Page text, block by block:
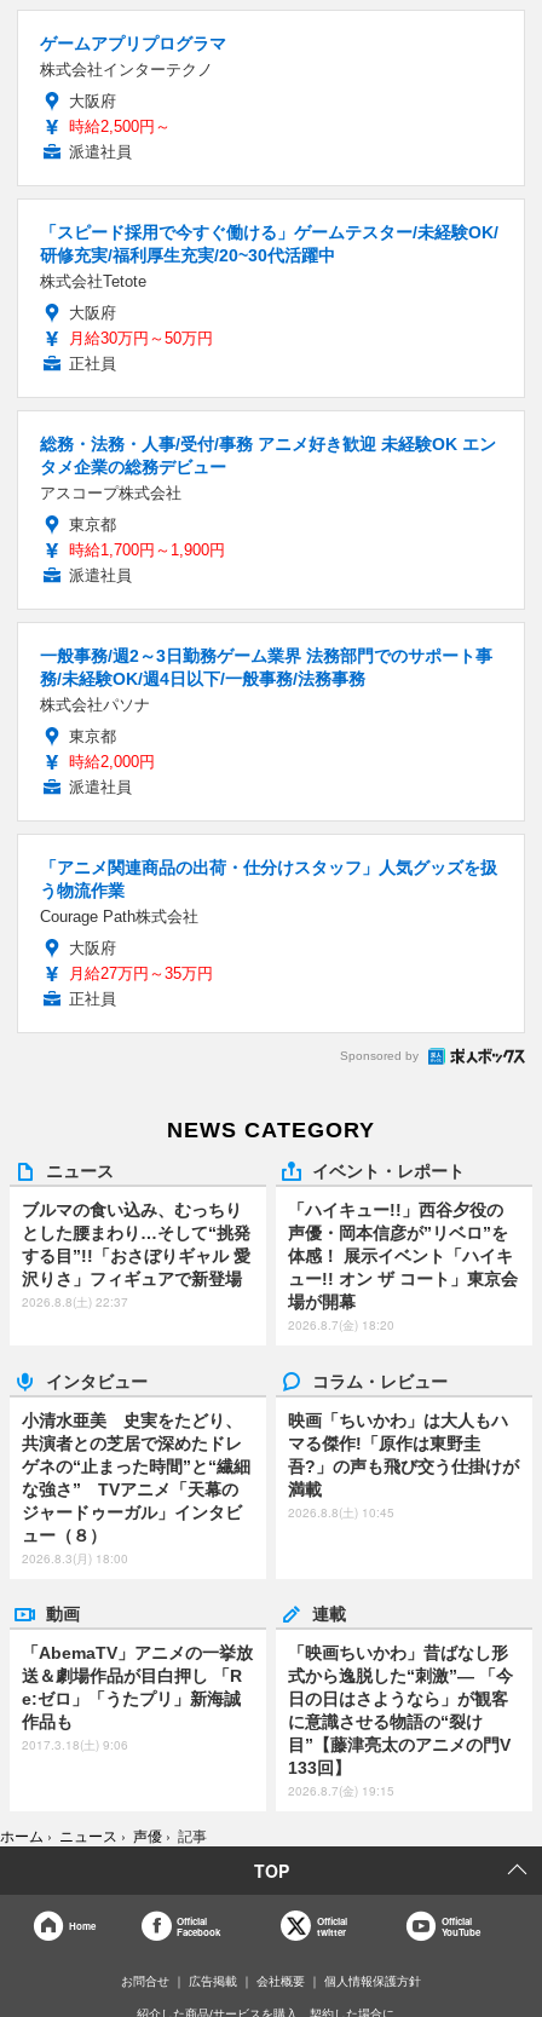
ゲームアプリプログラマ
株式会社インターテクノ
大阪府
時給2,500円～
派遣社員
「スピード採用で今すぐ働ける」ゲームテスター/未経験OK/
研修充実/福利厚生充実/20~30代活躍中
株式会社Tetote
大阪府
月給30万円～50万円
正社員
総務・法務・人事/受付/事務 アニメ好き歓迎 未経験OK エン
タメ企業の総務デビュー
アスコープ株式会社
東京都
時給1,700円～1,900円
派遣社員
一般事務/週2～3日勤務ゲーム業界 法務部門でのサポート事
務/未経験OK/週4日以下/一般事務/法務事務
株式会社パソナ
東京都
時給2,000円
派遣社員
「アニメ関連商品の出荷・仕分けスタッフ」人気グッズを扱
う物流作業
Courage Path株式会社
大阪府
月給27万円～35万円
正社員
Sponsored by
NEWS CATEGORY
ニュース
ブルマの食い込み、むっちり
とした腰まわり…そして“挑発
する目”!!「おさぼりギャル 愛
沢りさ」フィギュアで新登場
2026.8.8(土) 22:37
イベント・レポート
「ハイキュー!!」西谷夕役の
声優・岡本信彦が”リベロ”を
体感！ 展示イベント「ハイキ
ュー!! オン ザ コート」東京会
場が開幕
2026.8.7(金) 18:20
インタビュー
小清水亜美 史実をたどり、
共演者との芝居で深めたドレ
ゲネの“止まった時間”と“繊細
な強さ” TVアニメ「天幕の
ジャードゥーガル」インタビ
ュー（８）
2026.8.3(月) 18:00
コラム・レビュー
映画「ちいかわ」は大人もハ
マる傑作!「原作は東野圭
吾?」の声も飛び交う仕掛けが
満載
2026.8.8(土) 10:45
動画
「AbemaTV」アニメの一挙放
送＆劇場作品が目白押し 「R
e:ゼロ」「うたプリ」新海誠
作品も
2017.3.18(土) 9:06
連載
「映画ちいかわ」昔ばなし形
式から逸脱した“刺激”― 「今
日の日はさようなら」が観客
に意識させる物語の“裂け
目”【藤津亮太のアニメの門V
133回】
2026.8.7(金) 19:15
ホーム › ニュース › 声優 › 記事
TOP
Home
Official
Facebook
Official
twitter
Official
YouTube
お問合せ 広告掲載 会社概要 個人情報保護方針
紹介した商品/サービスを購入、契約した場合に、